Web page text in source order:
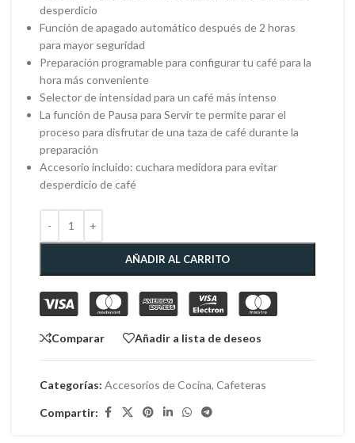
desperdicio
Función de apagado automático después de 2 horas
para mayor seguridad
Preparación programable para configurar tu café para la
hora más conveniente
Selector de intensidad para un café más intenso
La función de Pausa para Servir te permite parar el
proceso para disfrutar de una taza de café durante la
preparación
Accesorio incluido: cuchara medidora para evitar
desperdicio de café
AÑADIR AL CARRITO
Comparar Añadir a lista de deseos
Categorías: Accesorios de Cocina, Cafeteras
Compartir: